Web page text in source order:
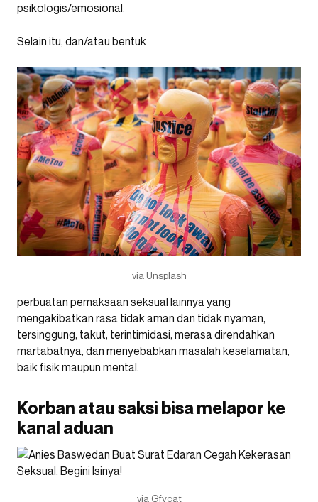
psikologis/emosional.
Selain itu, dan/atau bentuk
via Unsplash
perbuatan pemaksaan seksual lainnya yang
mengakibatkan rasa tidak aman dan tidak nyaman,
tersinggung, takut, terintimidasi, merasa direndahkan
martabatnya, dan menyebabkan masalah keselamatan,
baik fisik maupun mental.
Korban atau saksi bisa melapor ke
kanal aduan
via Gfycat